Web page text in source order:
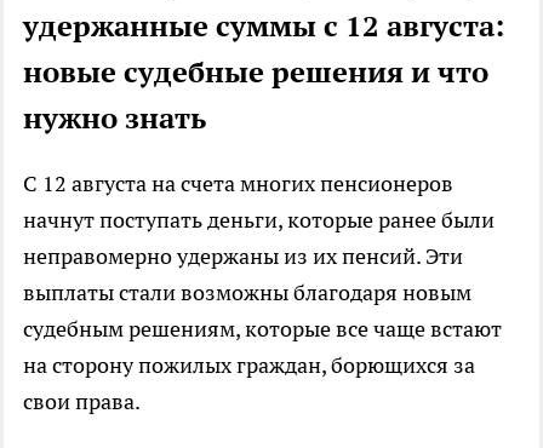
удержанные суммы с 12 августа:
новые судебные решения и что
нужно знать
С 12 августа на счета многих пенсионеров
начнут поступать деньги, которые ранее были
неправомерно удержаны из их пенсий. Эти
выплаты стали возможны благодаря новым
судебным решениям, которые все чаще встают
на сторону пожилых граждан, борющихся за
свои права.